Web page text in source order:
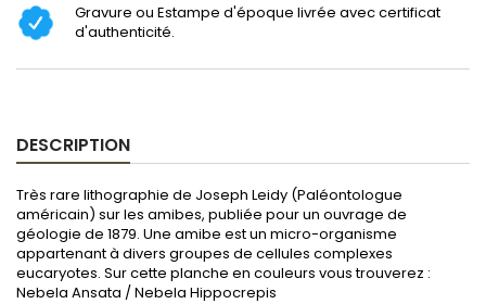
Gravure ou Estampe d'époque livrée avec certificat
d'authenticité.
DESCRIPTION
Très rare lithographie de Joseph Leidy (Paléontologue
américain) sur les amibes, publiée pour un ouvrage de
géologie de 1879. Une amibe est un micro-organisme
appartenant à divers groupes de cellules complexes
eucaryotes. Sur cette planche en couleurs vous trouverez :
Nebela Ansata / Nebela Hippocrepis